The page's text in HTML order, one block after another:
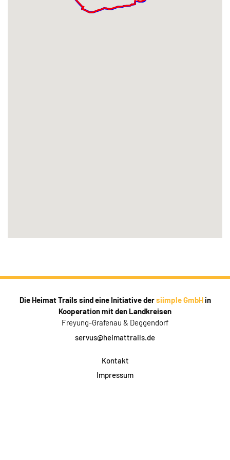
Die Heimat Trails sind eine Initiative dersiimple GmbHin
Kooperation mit den Landkreisen
Freyung-Grafenau & Deggendorf
servus@heimattrails.de
Kontakt
Impressum